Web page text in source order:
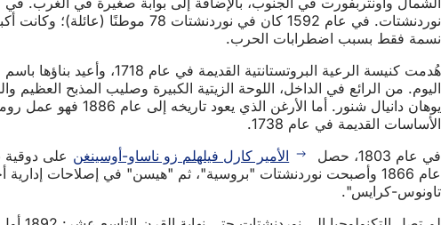
نوردنشتات. في عام 1592 كان في نوردنشتات 78 موطنًا (عائلة)؛ وكانت أكبر قرية في منطقة محكمة ميشتيلدشاوزن. ومع ذلك، في منتصف
نسمة فقط بسبب اضطرابات الحرب.
هُدمت كنيسة الرعية البروتستانتية القديمة في عام 1718، وأعيد بناؤها باسم "بيت يسوع" تحت إشراف الباني الرئيسي
اليوم. من الرائع في الداخل، اللوحة الزيتية الكبيرة وصليب المذبح
الأساسات القديمة في عام 1738.
في عام 1803، حصل
الأمير كارل فيلهلم زو ناساو-أوسينغن
عام 1866 وأصبحت نوردنشتات "بروسية"، ثم "هيسن" في إصلاحات إدارية أخرى وتم تخصيصها لاحقاً
تاونوس-كرايس".